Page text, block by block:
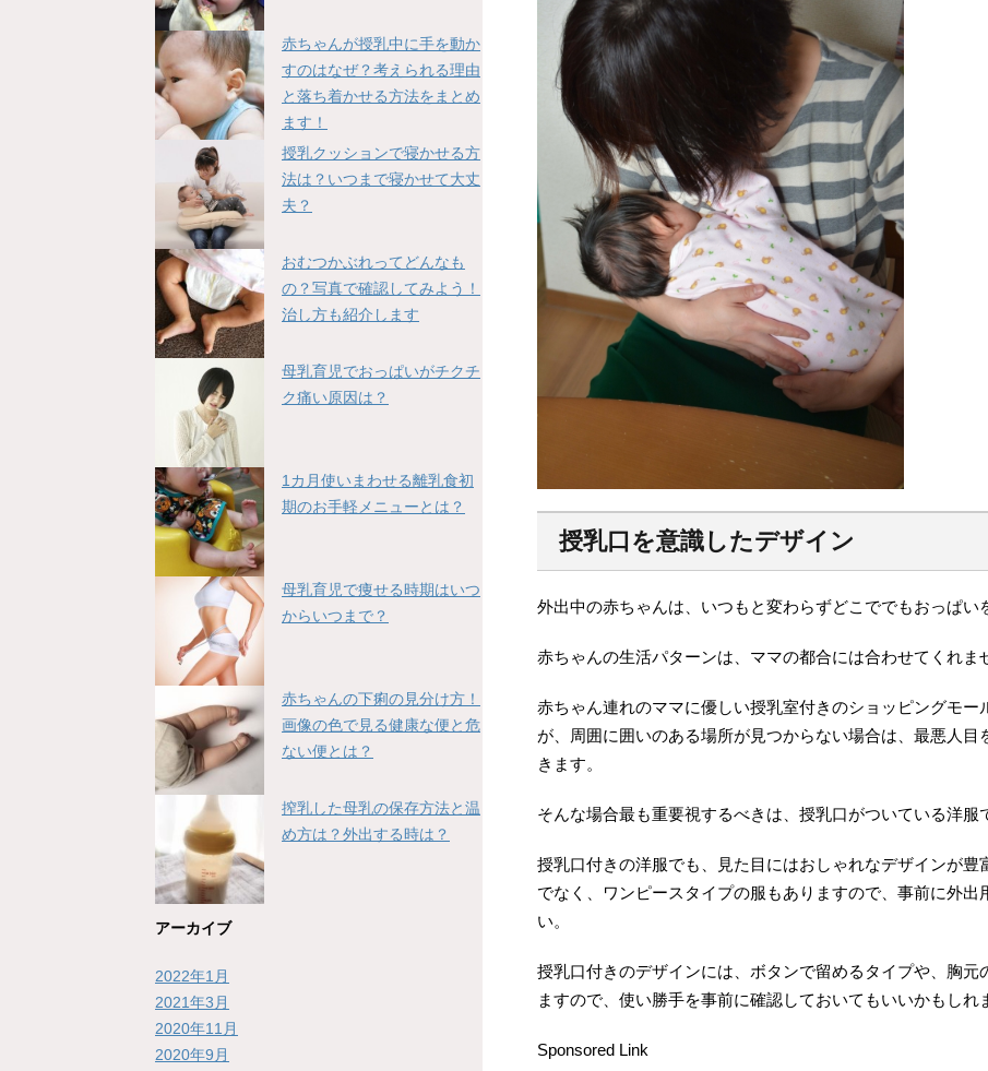
授乳口を意識したデザイン
外出中の赤ちゃんは、いつもと変わらずどこででもおっぱい
赤ちゃんの生活パターンは、ママの都合には合わせてくれま
赤ちゃん連れのママに優しい授乳室付きのショッピングモー
が、周囲に囲いのある場所が見つからない場合は、最悪人目
きます。
そんな場合最も重要視するべきは、授乳口がついている洋服
授乳口付きの洋服でも、見た目にはおしゃれなデザインが豊
でなく、ワンピースタイプの服もありますので、事前に外出
い。
授乳口付きのデザインには、ボタンで留めるタイプや、胸元
ますので、使い勝手を事前に確認しておいてもいいかもしれ
Sponsored Link
赤ちゃんが授乳中に手を動か
すのはなぜ？考えられる理由
と落ち着かせる方法をまとめ
ます！
授乳クッションで寝かせる方
法は？いつまで寝かせて大丈
夫？
おむつかぶれってどんなも
の？写真で確認してみよう！
治し方も紹介します
母乳育児でおっぱいがチクチ
ク痛い原因は？
1カ月使いまわせる離乳食初
期のお手軽メニューとは？
母乳育児で痩せる時期はいつ
からいつまで？
赤ちゃんの下痢の見分け方！
画像の色で見る健康な便と危
ない便とは？
搾乳した母乳の保存方法と温
め方は？外出する時は？
アーカイブ
2022年1月
2021年3月
2020年11月
2020年9月